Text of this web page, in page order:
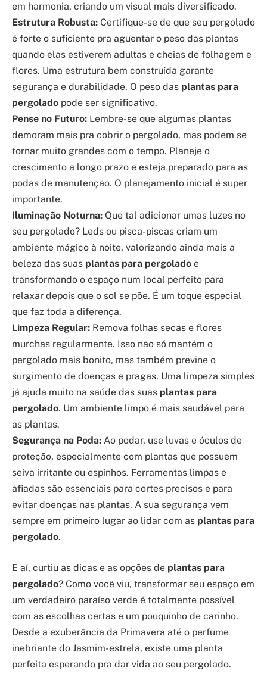
em harmonia, criando um visual mais diversificado.
Estrutura Robusta: Certifique-se de que seu pergolado
é forte o suficiente pra aguentar o peso das plantas
quando elas estiverem adultas e cheias de folhagem e
flores. Uma estrutura bem construída garante
segurança e durabilidade. O peso das plantas para
pergolado pode ser significativo.
Pense no Futuro: Lembre-se que algumas plantas
demoram mais pra cobrir o pergolado, mas podem se
tornar muito grandes com o tempo. Planeje o
crescimento a longo prazo e esteja preparado para as
podas de manutenção. O planejamento inicial é super
importante.
Iluminação Noturna: Que tal adicionar umas luzes no
seu pergolado? Leds ou pisca-piscas criam um
ambiente mágico à noite, valorizando ainda mais a
beleza das suas plantas para pergolado e
transformando o espaço num local perfeito para
relaxar depois que o sol se põe. É um toque especial
que faz toda a diferença.
Limpeza Regular: Remova folhas secas e flores
murchas regularmente. Isso não só mantém o
pergolado mais bonito, mas também previne o
surgimento de doenças e pragas. Uma limpeza simples
já ajuda muito na saúde das suas plantas para
pergolado. Um ambiente limpo é mais saudável para
as plantas.
Segurança na Poda: Ao podar, use luvas e óculos de
proteção, especialmente com plantas que possuem
seiva irritante ou espinhos. Ferramentas limpas e
afiadas são essenciais para cortes precisos e para
evitar doenças nas plantas. A sua segurança vem
sempre em primeiro lugar ao lidar com as plantas para
pergolado.
E aí, curtiu as dicas e as opções de plantas para
pergolado? Como você viu, transformar seu espaço em
um verdadeiro paraíso verde é totalmente possível
com as escolhas certas e um pouquinho de carinho.
Desde a exuberância da Primavera até o perfume
inebriante do Jasmim-estrela, existe uma planta
perfeita esperando pra dar vida ao seu pergolado.